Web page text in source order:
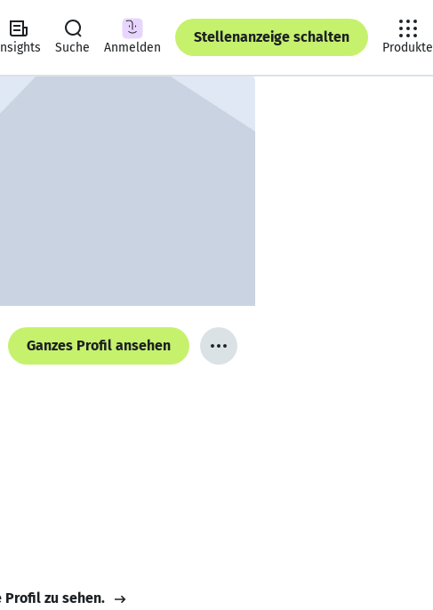
Suche Anmelden
Stellenanzeige schalten
Produkte
Ganzes Profil ansehen
Profil zu sehen.